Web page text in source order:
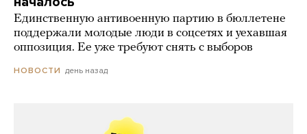
Единственную антивоенную партию в бюллетене
поддержали молодые люди в соцсетях и уехавшая
оппозиция. Ее уже требуют снять с выборов
НОВОСТИ день назад